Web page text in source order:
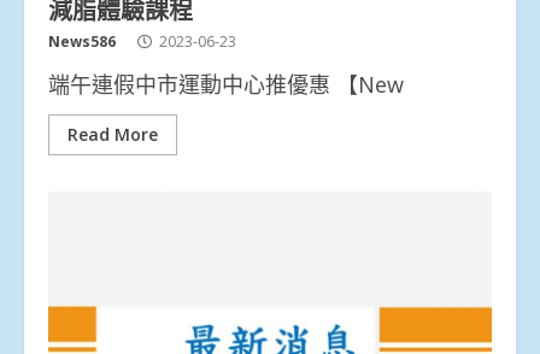
減脂體驗課程
News586 2023-06-23
端午連假中市運動中心推優惠 【New
Read More